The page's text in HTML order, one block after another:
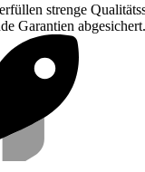
strenge
Garantien abgesichert.